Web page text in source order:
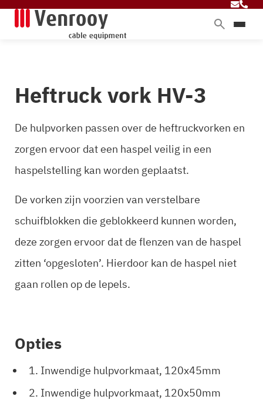
Diensten
Over ons
Blog
Heftruck vork HV-3
De hulpvorken passen over de heftruckvorken en
zorgen ervoor dat een haspel veilig in een
haspelstelling kan worden geplaatst.
De vorken zijn voorzien van verstelbare
schuifblokken die geblokkeerd kunnen worden,
deze zorgen ervoor dat de flenzen van de haspel
zitten ‘opgesloten’. Hierdoor kan de haspel niet
gaan rollen op de lepels.
Opties
1. Inwendige hulpvorkmaat, 120x45mm
2. Inwendige hulpvorkmaat, 120x50mm